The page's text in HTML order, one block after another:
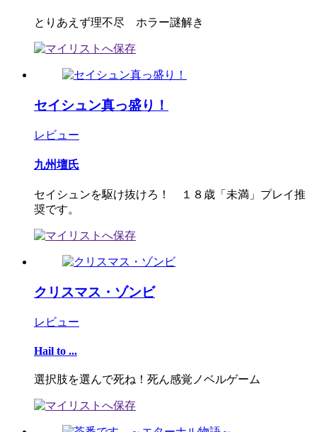
とりあえず理不尽 ホラー謎解き
セイシュン真っ盛り！
レビュー
九州壇氏
セイシュンを駆け抜けろ！ １８歳「未満」プレイ推
奨です。
クリスマス・ゾンビ
レビュー
Hail to ...
選択肢を選んで死ね！死ん感覚ノベルゲーム